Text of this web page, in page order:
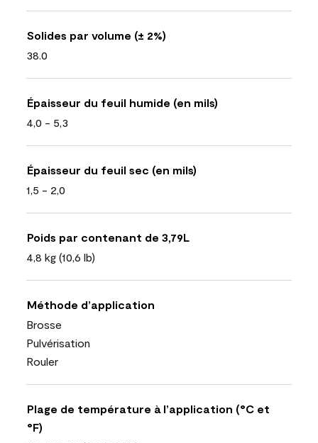
Solides par volume (± 2%)
38.0
Épaisseur du feuil humide (en mils)
4,0 - 5,3
Épaisseur du feuil sec (en mils)
1,5 - 2,0
Poids par contenant de 3,79L
4,8 kg (10,6 lb)
Méthode d’application
Brosse
Pulvérisation
Rouler
Plage de température à l’application (°C et
°F)